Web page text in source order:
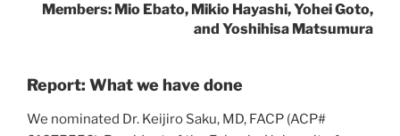
Members: Mio Ebato, Mikio Hayashi, Yohei Goto,
and Yoshihisa Matsumura
Report: What we have done
We nominated Dr. Keijiro Saku, MD, FACP (ACP#